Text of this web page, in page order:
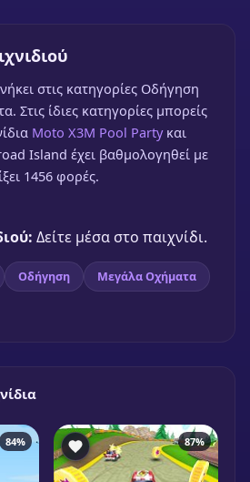
στις κατηγορίες Οδήγηση
Στις ίδιες κατηγορίες μπορείς
Moto X3M Pool Partyκαι
Island έχει βαθμολογηθεί με
1456 φορές.
Δείτε μέσα στο παιχνίδι.
Οδήγηση
Μεγάλα Οχήματα
84% 87%